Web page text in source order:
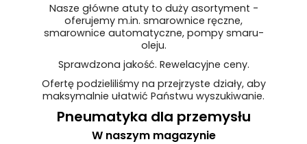
Nasze główne atuty to duży asortyment -
oferujemy m.in. smarownice ręczne,
smarownice automatyczne, pompy smaru-
oleju.
Sprawdzona jakość. Rewelacyjne ceny.
Ofertę podzieliliśmy na przejrzyste działy, aby
maksymalnie ułatwić Państwu wyszukiwanie.
Pneumatyka dla przemysłu
W naszym magazynie